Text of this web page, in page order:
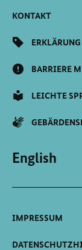
KONTAKT
BARRIERE
LEICHTE
English
IMPRESSUM